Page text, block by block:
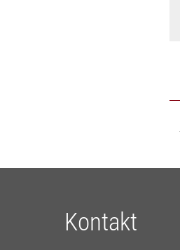
Kontakt